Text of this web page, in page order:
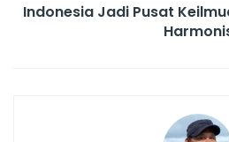
Indonesia Jadi Pusat